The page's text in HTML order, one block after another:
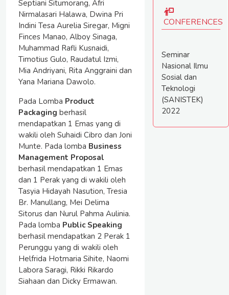
Septiani Situmorang, Afri
Nirmalasari Halawa, Dwina Pri
Indini Tesa Aurelia Siregar, Migni
Finces Manao, Alboy Sinaga,
Muhammad Rafli Kusnaidi,
Timotius Gulo, Raudatul Izmi,
Mia Andriyani, Rita Anggraini dan
Yana Mariana Dawolo.
Pada Lomba Product
Packaging berhasil
mendapatkan 1 Emas yang di
wakili oleh Suhaidi Cibro dan Joni
Munte. Pada lomba Business
Management Proposal
berhasil mendapatkan 1 Emas
dan 1 Perak yang di wakili oleh
Tasyia Hidayah Nasution, Tresia
Br. Manullang, Mei Delima
Sitorus dan Nurul Pahma Aulinia.
Pada lomba Public Speaking
berhasil mendapatkan 2 Perak 1
Perunggu yang di wakili oleh
Helfrida Hotmaria Sihite, Naomi
Labora Saragi, Rikki Rikardo
Siahaan dan Dicky Ermawan.
CONFERENCES
Seminar
Nasional Ilmu
Sosial dan
Teknologi
(SANISTEK)
2022